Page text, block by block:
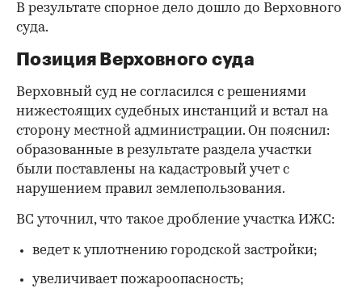
В результате спорное дело дошло до Верховного
суда.
Позиция Верховного суда
Верховный суд не согласился с решениями
нижестоящих судебных инстанций и встал на
сторону местной администрации. Он пояснил:
образованные в результате раздела участки
были поставлены на кадастровый учет с
нарушением правил землепользования.
ВС уточнил, что такое дробление участка ИЖС:
ведет к уплотнению городской застройки;
увеличивает пожароопасность;